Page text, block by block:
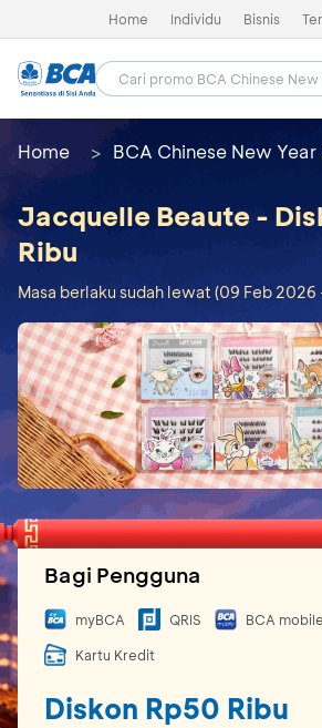
Home Individu Bisnis
Home BCA Chinese New Year
Jacquelle Beaute -
Ribu
Masa berlaku sudah lewat (09 Feb 2026
Bagi Pengguna
myBCA QRIS BCA mobile
Kartu Kredit
Diskon Rp50 Ribu